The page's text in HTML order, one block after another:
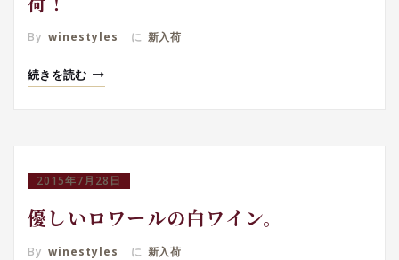
荷！
By winestyles に 新入荷
続きを読む
2015年7月28日
優しいロワールの白ワイン。
By winestyles に 新入荷